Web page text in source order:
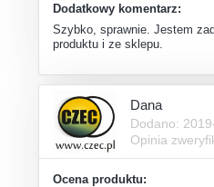
Dodatkowy komentarz:
Szybko, sprawnie. Jestem
produktu i ze sklepu.
Dana
Dodano:
Opinia
Ocena produktu: